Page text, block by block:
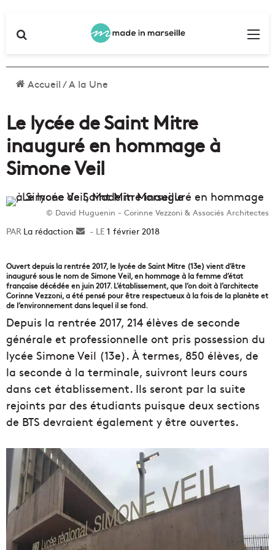
Accueil/A la Une
Le lycée de Saint Mitre
inauguré en hommage à
Simone Veil
© David Huguenin - Corinne Vezzoni & Associés Architectes
La rédaction
Envoyer1 février 2018
Ouvert depuis la rentrée 2017, le lycée de Saint Mitre (13e) vient d’être
inauguré sous le nom de Simone Veil, en hommage à la femme d’état
française décédée en juin 2017. L’établissement, que l’on doit à l’architecte
Corinne Vezzoni, a été pensé pour être respectueux à la fois de la planète et
de l’environnement dans lequel il se fond.
Depuis la rentrée 2017, 214 élèves de seconde
générale et professionnelle ont pris possession du
lycée Simone Veil (13e). À termes, 850 élèves, de
la seconde à la terminale, suivront leurs cours
dans cet établissement. Ils seront par la suite
rejoints par des étudiants puisque deux sections
de BTS devraient également y être ouvertes.